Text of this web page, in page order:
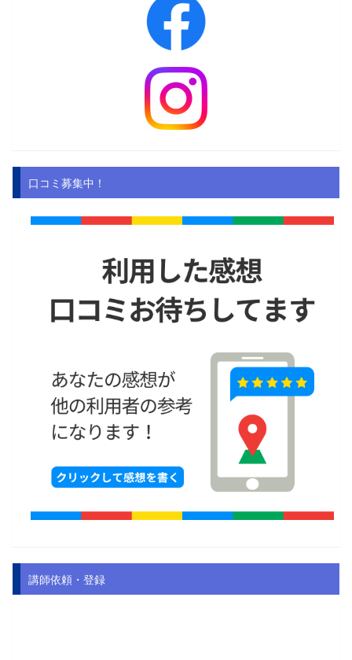
口コミ募集中！
講師依頼・登録